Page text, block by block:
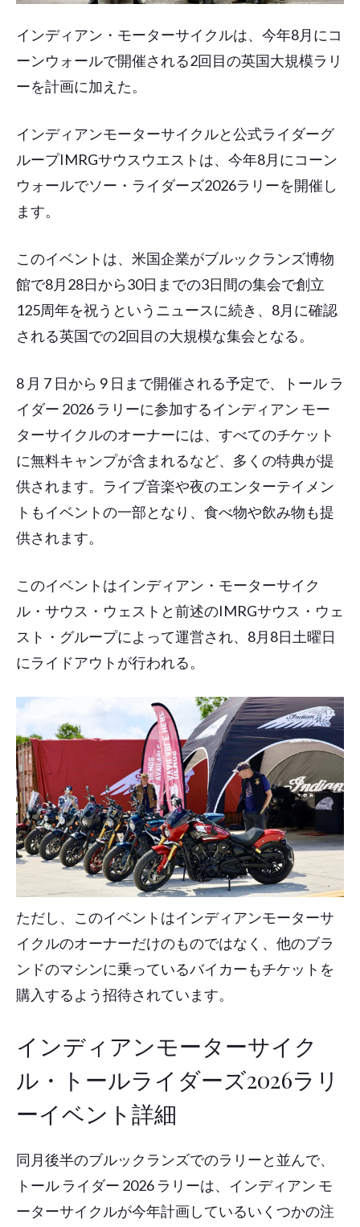
インディアン・モーターサイクルは、今年8月にコ
ーンウォールで開催される2回目の英国大規模ラリ
ーを計画に加えた。
インディアンモーターサイクルと公式ライダーグ
ループIMRGサウスウエストは、今年8月にコーン
ウォールでソー・ライダーズ2026ラリーを開催し
ます。
このイベントは、米国企業がブルックランズ博物
館で8月28日から30日までの3日間の集会で創立
125周年を祝うというニュースに続き、8月に確認
される英国での2回目の大規模な集会となる。
8 月 7 日から 9 日まで開催される予定で、トール ラ
イダー 2026 ラリーに参加するインディアン モー
ターサイクルのオーナーには、すべてのチケット
に無料キャンプが含まれるなど、多くの特典が提
供されます。ライブ音楽や夜のエンターテイメン
トもイベントの一部となり、食べ物や飲み物も提
供されます。
このイベントはインディアン・モーターサイク
ル・サウス・ウェストと前述のIMRGサウス・ウェ
スト・グループによって運営され、8月8日土曜日
にライドアウトが行われる。
ただし、このイベントはインディアンモーターサ
イクルのオーナーだけのものではなく、他のブラ
ンドのマシンに乗っているバイカーもチケットを
購入するよう招待されています。
インディアンモーターサイク
ル・トールライダーズ2026ラリ
ーイベント詳細
同月後半のブルックランズでのラリーと並んで、
トール ライダー 2026 ラリーは、インディアン モ
ーターサイクルが今年計画しているいくつかの注